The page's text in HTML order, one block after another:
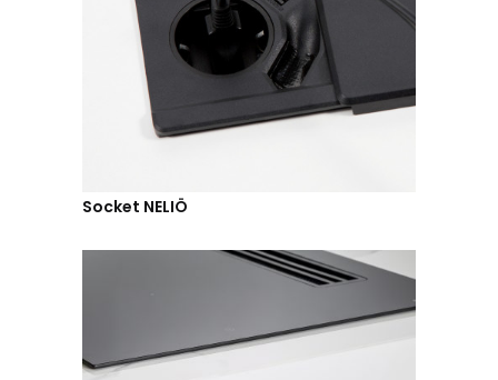
Socket NELIÖ